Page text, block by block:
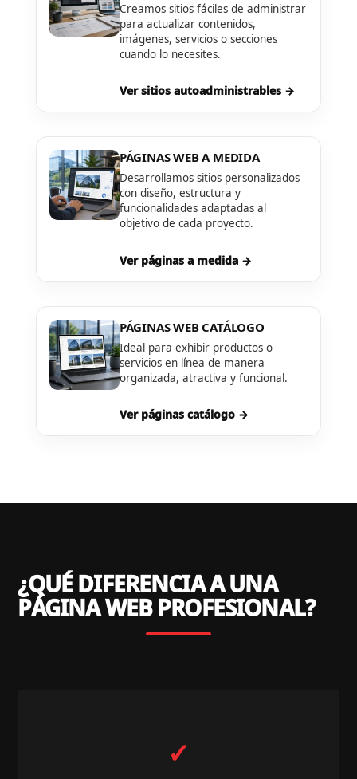
Creamos sitios fáciles de administrar
para actualizar contenidos,
imágenes, servicios o secciones
cuando lo necesites.
Ver sitios autoadministrables →
PÁGINAS WEB A MEDIDA
Desarrollamos sitios personalizados
con diseño, estructura y
funcionalidades adaptadas al
objetivo de cada proyecto.
Ver páginas a medida →
PÁGINAS WEB CATÁLOGO
Ideal para exhibir productos o
servicios en línea de manera
organizada, atractiva y funcional.
Ver páginas catálogo →
¿QUÉ DIFERENCIA A UNA
PÁGINA WEB PROFESIONAL?
✓